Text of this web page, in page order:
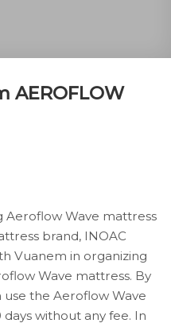
AEROFLOW
Aeroflow Wave mattress
brand, INOAC
Vuanem in organizing
Wave mattress. By
the Aeroflow Wave
without any fee. In